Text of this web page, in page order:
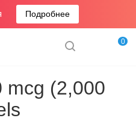
Подробнее
0
mcg (2,000